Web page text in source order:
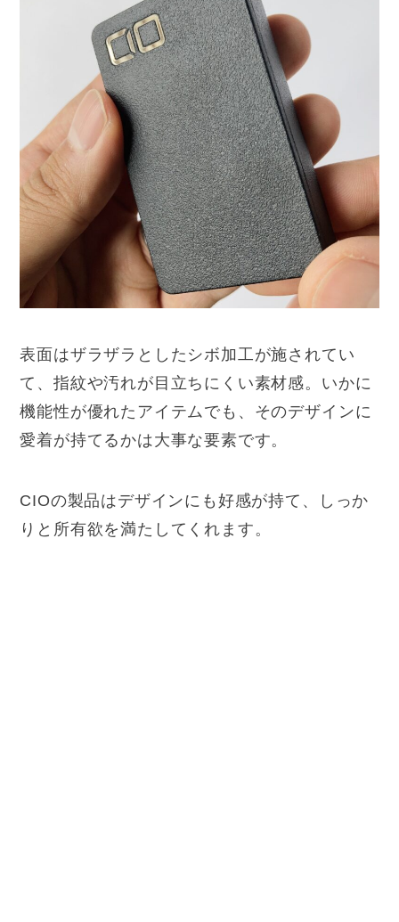
表面はザラザラとしたシボ加工が施されてい
て、指紋や汚れが目立ちにくい素材感。いかに
機能性が優れたアイテムでも、そのデザインに
愛着が持てるかは大事な要素です。
CIOの製品はデザインにも好感が持て、しっか
りと所有欲を満たしてくれます。